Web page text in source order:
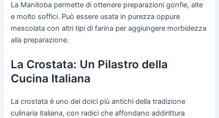
La Manitoba permette di ottenere preparazioni gonfie, alte
e molto soffici. Può essere usata in purezza oppure
mescolata con altri tipi di farina per aggiungere morbidezza
alla preparazione.
La Crostata: Un Pilastro della
Cucina Italiana
La crostata è uno dei dolci più antichi della tradizione
culinaria italiana, con radici che affondano addirittura